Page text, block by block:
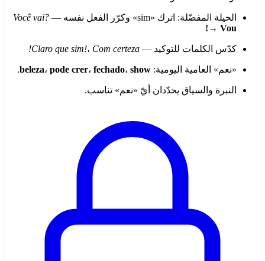
الحيلة المفضّلة: اترك «sim» وكرّر الفعل نفسه —
Você vai?
→ Vou!
كدّس الكلمات للتوكيد — Claro que sim!، Com certeza!
«نعم» العامية اليومية: beleza، pode crer، fechado، show
.
النبرة والسياق يحدّدان أيّ «نعم» تناسب.